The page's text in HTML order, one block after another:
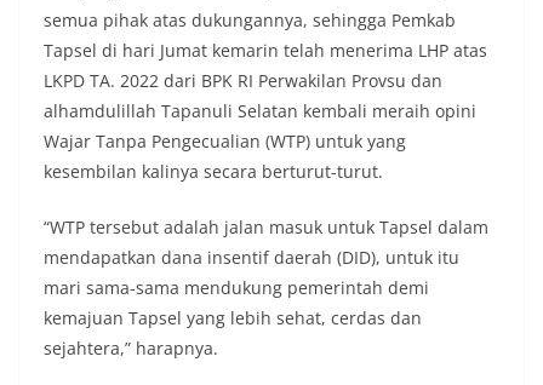
hubungan kemitraan antara Polri dan
masyarakat, sekaligus membangun kesadaran
kolektif warga akan pentingnya menjaga
lingkungan, khususnya dalam menyambut
momentum bersejarah HUT Kemerdekaan
Republik Indonesia.‎Kegiatan sambang ini
oleh Bhabinkamtibmas di wilayah Kelurahan
Sunggal sebagai bagian dari upaya menciptakan
situasi Kamtibmas yang aman dan kondusif,
sekaligus menumbuhkan semangat nasionalisme
warga dalam menyambut Hari Kemerdekaan RI.
Satres Narkoba Polres Asahan Amankan Pria
Pengedar Sabu, Sita 19,60 Gram Barang Satres
semua pihak atas dukungannya, sehingga Pemkab
Tapsel di hari Jumat kemarin telah menerima LHP atas
LKPD TA. 2022 dari BPK RI Perwakilan Provsu dan
alhamdulillah Tapanuli Selatan kembali meraih opini
Wajar Tanpa Pengecualian (WTP) untuk yang
kesembilan kalinya secara berturut-turut.
“WTP tersebut adalah jalan masuk untuk Tapsel dalam
mendapatkan dana insentif daerah (DID), untuk itu
mari sama-sama mendukung pemerintah demi
kemajuan Tapsel yang lebih sehat, cerdas dan
sejahtera,” harapnya.